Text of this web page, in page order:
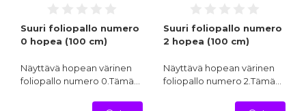
Suuri foliopallo numero
0 hopea (100 cm)
Näyttävä hopean värinen
foliopallo numero 0.Tämä…
Suuri foliopallo numero
2 hopea (100 cm)
Näyttävä hopean värinen
foliopallo numero 2.Tämä…